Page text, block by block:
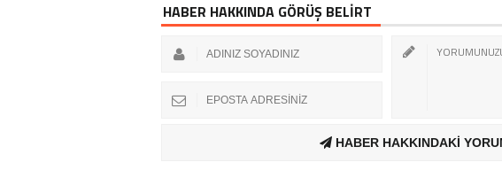
HABER HAKKINDA GÖRÜŞ BELİRT
HABER HAKKINDAKİ